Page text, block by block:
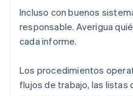
Incluso con buenos
responsable. Averigua
cada informe.
Los procedimientos
flujos de trabajo, las listas